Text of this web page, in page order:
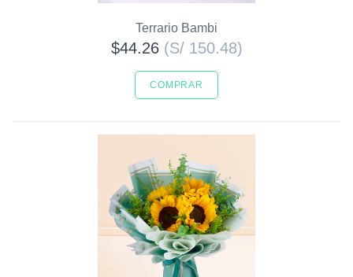
Terrario Bambi
$44.26 (S/ 150.48)
COMPRAR